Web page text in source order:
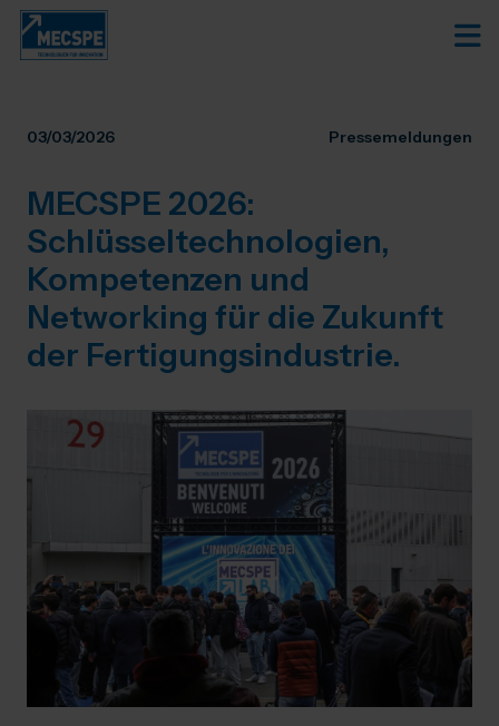
03/03/2026 Pressemeldungen
MECSPE 2026:
Schlüsseltechnologien,
Kompetenzen und
Networking für die Zukunft
der Fertigungsindustrie.